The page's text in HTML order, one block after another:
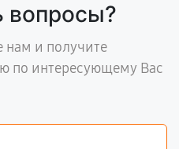
вопросы?
нам и получите
по интересующему Вас